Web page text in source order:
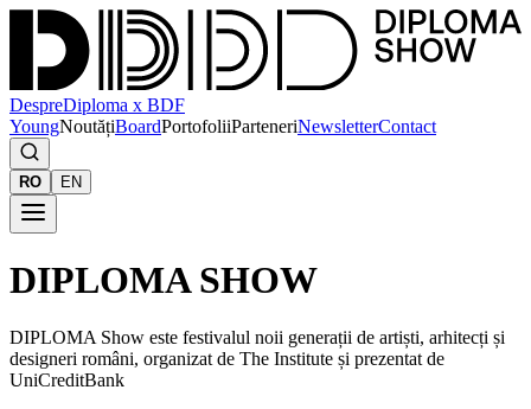
DespreDiploma x BDF
YoungNoutățiBoardPortofoliiParteneriNewsletterContact
RO EN
DIPLOMA SHOW
DIPLOMA Show este festivalul noii generații de artiști, arhitecți și
designeri români, organizat de The Institute și prezentat de
UniCreditBank